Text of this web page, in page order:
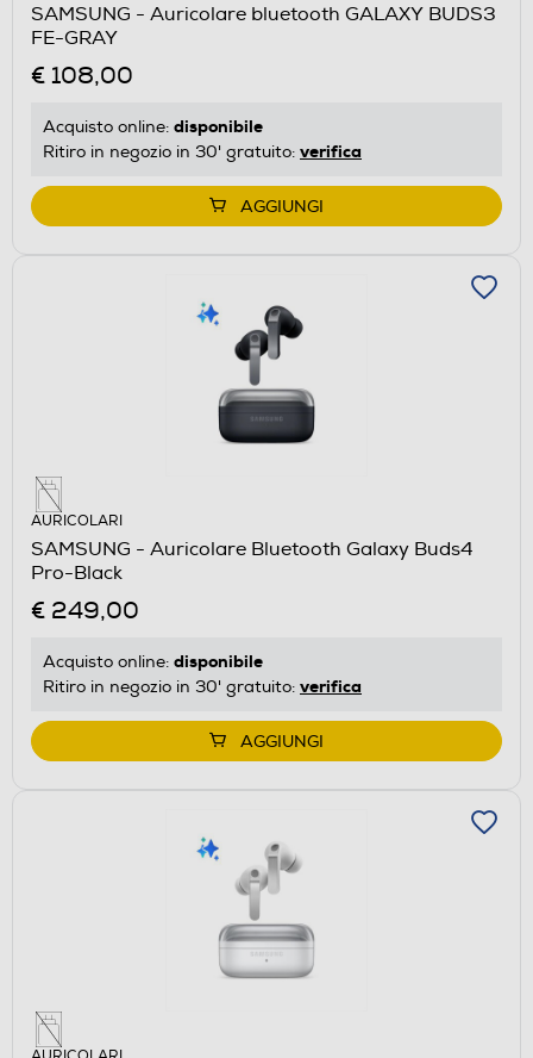
SAMSUNG - Auricolare bluetooth GALAXY BUDS3
FE-GRAY
€ 108,00
Acquisto online: disponibile
Ritiro in negozio in 30' gratuito: verifica
AGGIUNGI
AURICOLARI
SAMSUNG - Auricolare Bluetooth Galaxy Buds4
Pro-Black
€ 249,00
Acquisto online: disponibile
Ritiro in negozio in 30' gratuito: verifica
AGGIUNGI